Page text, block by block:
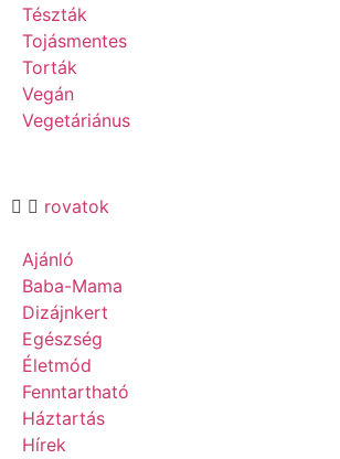
Tészták
Tojásmentes
Torták
Vegán
Vegetáriánus
rovatok
Ajánló
Baba-Mama
Dizájnkert
Egészség
Életmód
Fenntartható
Háztartás
Hírek